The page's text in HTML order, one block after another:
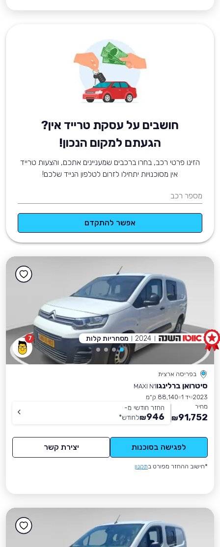
חושבים על עסקת טרייד אין?
הגעתם למקום הנכון!
הזינו פרטי רכב, בחרו ברכבים שמעניינים אתכם, והצעות טרייד
אין מסוכנויות יתחילו לזרום לטלפון הנייד שלכם!
מספר רכב
אפשר להתקדם
7
בפריסה ארצית
סיטרואן ברלינגוMAXI N1
2023 יד 1
88,140 ק״מ
מחיר
91,752
₪
החזר חודשי מ-
946
₪לחודש*
לפגישה בסוכנות יצירת קשר
*חישוב ההחזר מפורט בתקנון
2024 מסחריות קלות